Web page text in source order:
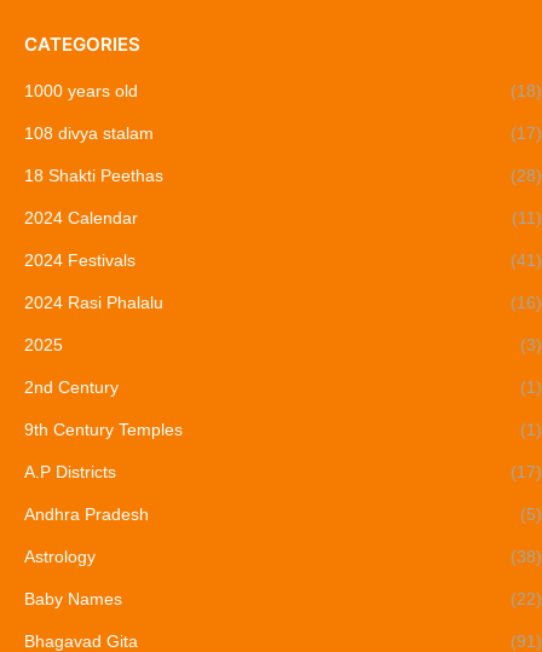
CATEGORIES
1000 years old (18)
108 divya stalam (17)
18 Shakti Peethas (28)
2024 Calendar (11)
2024 Festivals (41)
2024 Rasi Phalalu (16)
2025 (3)
2nd Century (1)
9th Century Temples (1)
A.P Districts (17)
Andhra Pradesh (5)
Astrology (38)
Baby Names (22)
Bhagavad Gita (91)